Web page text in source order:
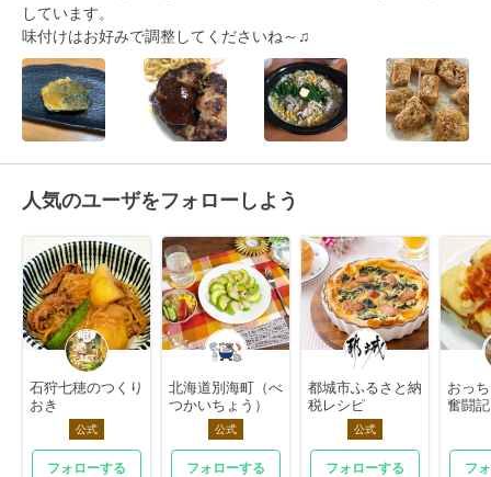
しています。
味付けはお好みで調整してくださいね～♫
人気のユーザをフォローしよう
石狩七穂のつくり
おき
公式
フォローする
北海道別海町（べ
つかいちょう）
公式
フォローする
都城市ふるさと納
税レシピ
公式
フォローする
おっ
奮闘記
フ